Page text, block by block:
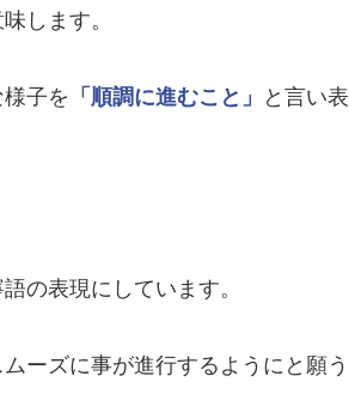
します。
子を 「順調に進むこと」
と言い表
の表現にしています。
ーズに事が進行するようにと願う